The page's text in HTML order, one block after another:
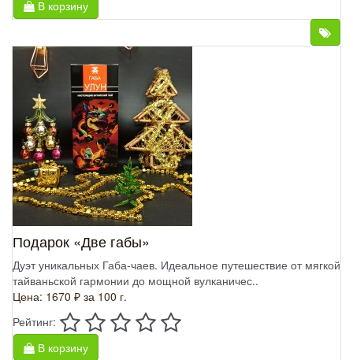
В корзину
Подарок «Две габы»
Дуэт уникальных Габа-чаев. Идеальное путешествие от мягкой
тайваньской гармонии до мощной вулканичес..
Цена: 1670 ₽ за 100 г.
Рейтинг:
В корзину